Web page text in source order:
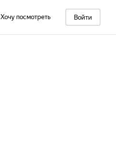
Хочу посмотреть Войти